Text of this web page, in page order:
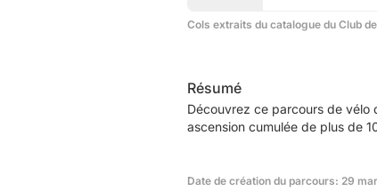
Cols extraits du catalogue du Club
Résumé
Découvrez ce parcours de vélo
ascension cumulée de plus de
Date de création du parcours: 29